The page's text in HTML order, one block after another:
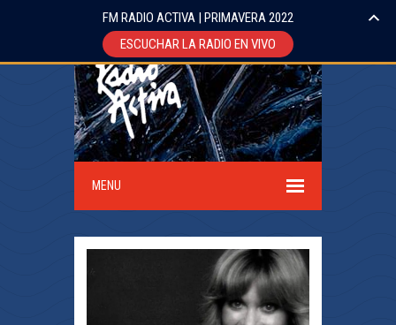
MENU
FM RADIO ACTIVA | PRIMAVERA 2022
ESCUCHAR LA RADIO EN VIVO